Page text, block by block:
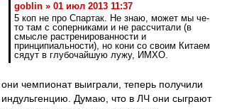
goblin » 01 июл 2013 11:37
5 коп не про Спартак. Не знаю, может мы че-
то там с соперниками и не рассчитали (в
смысле растренированности и
принципиальности), но кони со своим Китаем
сядут в глубочайшую лужу, ИМХО.
они чемпионат выиграли, теперь получили
индульгенцию. Думаю, что в ЛЧ они сыграют